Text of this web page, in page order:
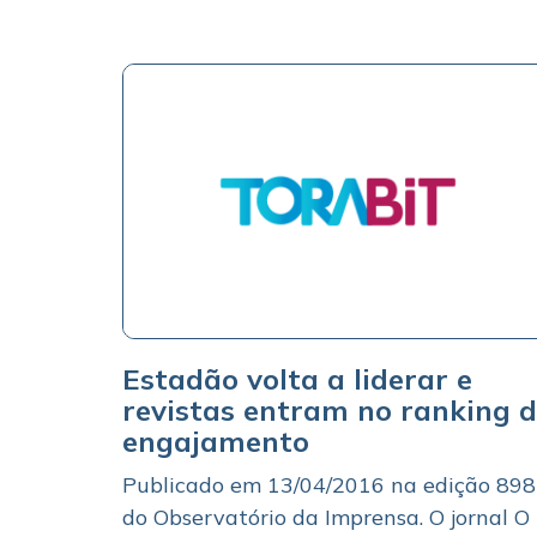
Estadão volta a liderar e
revistas entram no ranking
engajamento
Publicado em 13/04/2016 na edição 898
do Observatório da Imprensa. O jornal O